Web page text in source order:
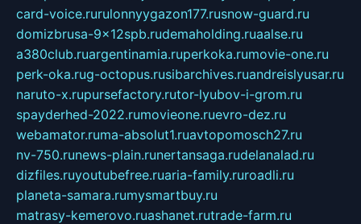
card-voice.rurulonnyygazon177.rusnow-guard.ru
domizbrusa-9x12spb.rudemaholding.ruaalse.ru
a380club.ruargentinamia.ruperkoka.rumovie-one.ru
perk-oka.rug-octopus.rusibarchives.ruandreislyusar.ru
naruto-x.rupursefactory.rutor-lyubov-i-grom.ru
spayderhed-2022.rumovieone.ruevro-dez.ru
webamator.ruma-absolut1.ruavtopomosch27.ru
nv-750.runews-plain.runertansaga.rudelanalad.ru
dizfiles.ruyoutubefree.ruaria-family.ruroadli.ru
planeta-samara.rumysmartbuy.ru
matrasy-kemerovo.ruashanet.rutrade-farm.ru